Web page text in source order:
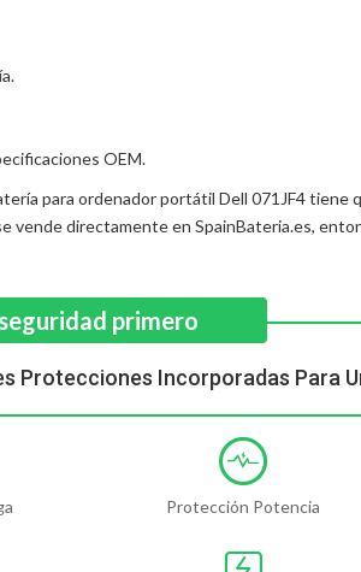
OEM.
para ordenador portátil Dell 071JF4tiene
vende directamente en SpainBateria.es,
primero
Protecciones Incorporadas Para
Protección Potencia